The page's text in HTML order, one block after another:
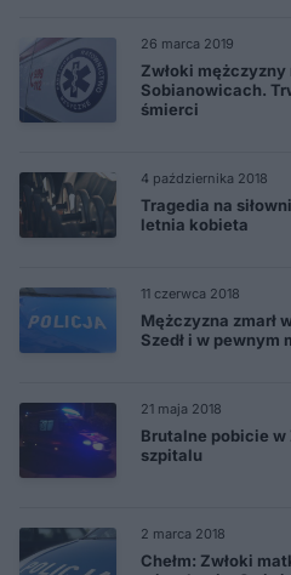
26 marca 2019
Zwłoki
Sobianowicach.
śmierci
4 października 2018
Tragedia na
letnia kobieta
11 czerwca 2018
Mężczyzna zmarł
Szedł i w pewnym
21 maja 2018
Brutalne pobicie w
szpitalu
2 marca 2018
Chełm: Zwłoki